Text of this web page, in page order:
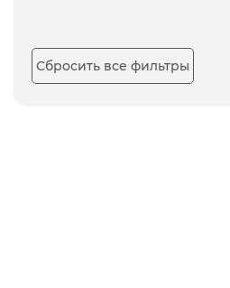
Сбросить все фильтры